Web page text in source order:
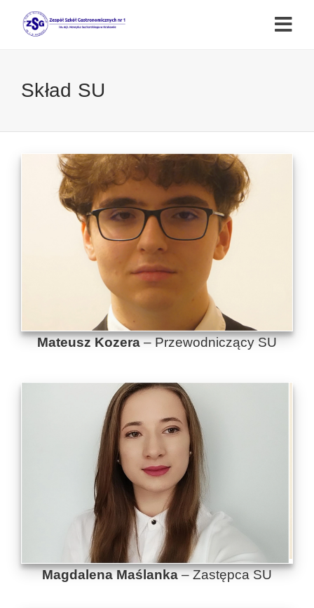
Skład SU
Mateusz Kozera– Przewodniczący SU
Magdalena Maślanka– Zastępca SU